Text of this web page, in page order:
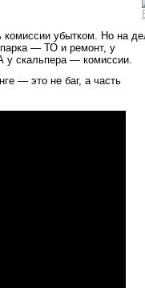
комиссии убытком. Но на
— ТО и ремонт, у
у скальпера — комиссии.
— это не баг, а часть